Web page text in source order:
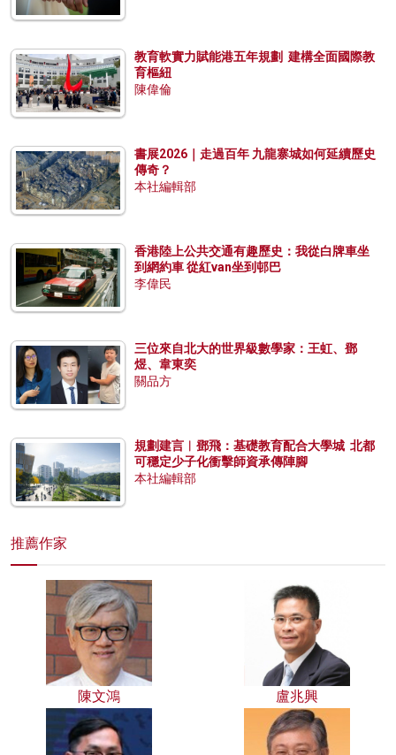
教育軟實力賦能港五年規劃 建構全面國際教
育樞紐
陳偉倫
書展2026｜走過百年 九龍寨城如何延續歷史
傳奇？
本社編輯部
香港陸上公共交通有趣歷史：我從白牌車坐
到網約車 從紅van坐到邨巴
李偉民
三位來自北大的世界級數學家：王虹、鄧
煜、韋東奕
關品方
規劃建言︱鄧飛：基礎教育配合大學城 北都
可穩定少子化衝擊師資承傳陣腳
本社編輯部
推薦作家
陳文鴻 盧兆興